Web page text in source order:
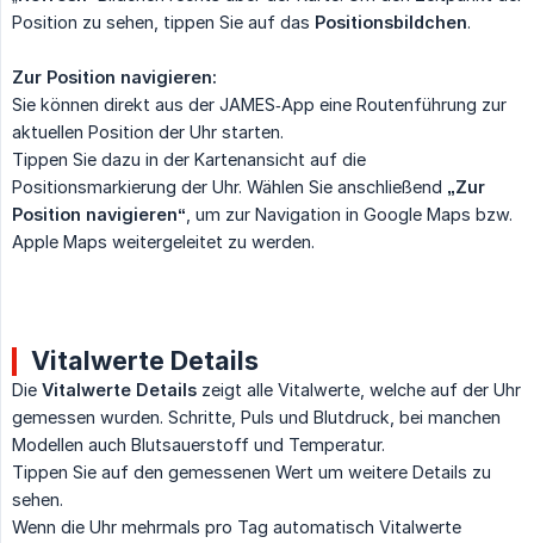
Position zu sehen, tippen Sie auf das Positionsbildchen.
Zur Position navigieren:
Sie können direkt aus der JAMES‑App eine Routenführung zur
aktuellen Position der Uhr starten.
Tippen Sie dazu in der Kartenansicht auf die
Positionsmarkierung der Uhr. Wählen Sie anschließend „Zur
Position navigieren“ , um zur Navigation in Google Maps bzw.
Apple Maps weitergeleitet zu werden.
Vitalwerte Details
Die Vitalwerte Details zeigt alle Vitalwerte, welche auf der Uhr
gemessen wurden. Schritte, Puls und Blutdruck, bei manchen
Modellen auch Blutsauerstoff und Temperatur.
Tippen Sie auf den gemessenen Wert um weitere Details zu
sehen.
Wenn die Uhr mehrmals pro Tag automatisch Vitalwerte